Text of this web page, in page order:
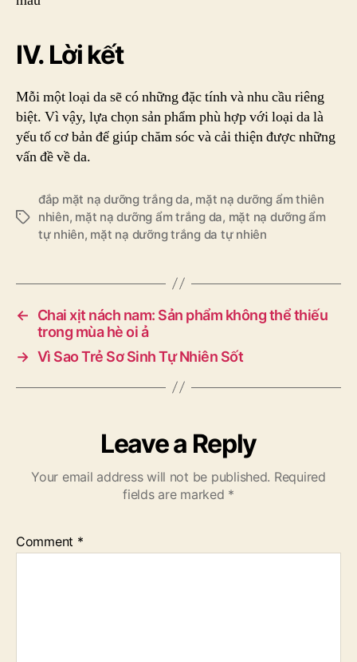
IV. Lời kết
Mỗi một loại da sẽ có những đặc tính và nhu cầu riêng
biệt. Vì vậy, lựa chọn sản phẩm phù hợp với loại da là
yếu tố cơ bản để giúp chăm sóc và cải thiện được những
vấn đề về da.
Tags
đắp mặt nạ dưỡng trắng da, mặt nạ dưỡng ẩm thiên
nhiên, mặt nạ dưỡng ẩm trắng da, mặt nạ dưỡng ẩm
tự nhiên, mặt nạ dưỡng trắng da tự nhiên
←
Chai xịt nách nam: Sản phẩm không thể thiếu
trong mùa hè oi ả
→ Vì Sao Trẻ Sơ Sinh Tự Nhiên Sốt
Leave a Reply
Your email address will not be published. Required
fields are marked *
Comment *